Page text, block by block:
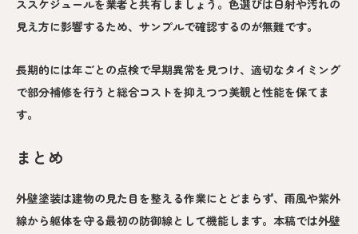
ススケジュールを業者と共有しましょう。色選びは日射や汚れの
見え方に影響するため、サンプルで確認するのが無難です。
長期的には年ごとの点検で早期異常を見つけ、適切なタイミング
で部分補修を行うと総合コストを抑えつつ美観と性能を保てま
す。
まとめ
外壁塗装は建物の見た目を整える作業にとどまらず、雨風や紫外
線から躯体を守る最初の防御線として機能します。本稿では外壁